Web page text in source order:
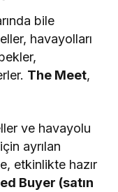
bile
havayolları
The Meet,
ve havayolu
ayrılan
etkinlikte hazır
Buyer (satın